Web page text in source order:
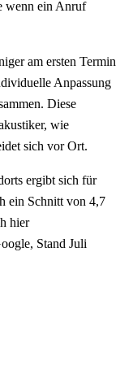
wenn ein Anruf
am ersten Termin
Anpassung
Diese
wie
sich vor Ort.
ergibt sich für
ein Schnitt von 4,7
hier
Stand Juli